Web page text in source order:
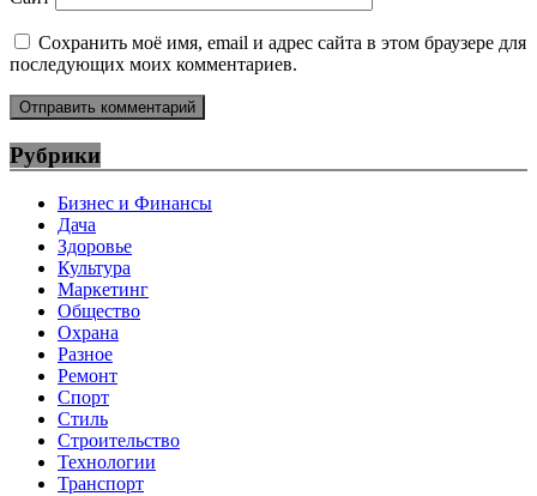
Сохранить моё имя, email и адрес сайта в этом браузере для
последующих моих комментариев.
Рубрики
Бизнес и Финансы
Дача
Здоровье
Культура
Маркетинг
Общество
Охрана
Разное
Ремонт
Спорт
Стиль
Строительство
Технологии
Транспорт